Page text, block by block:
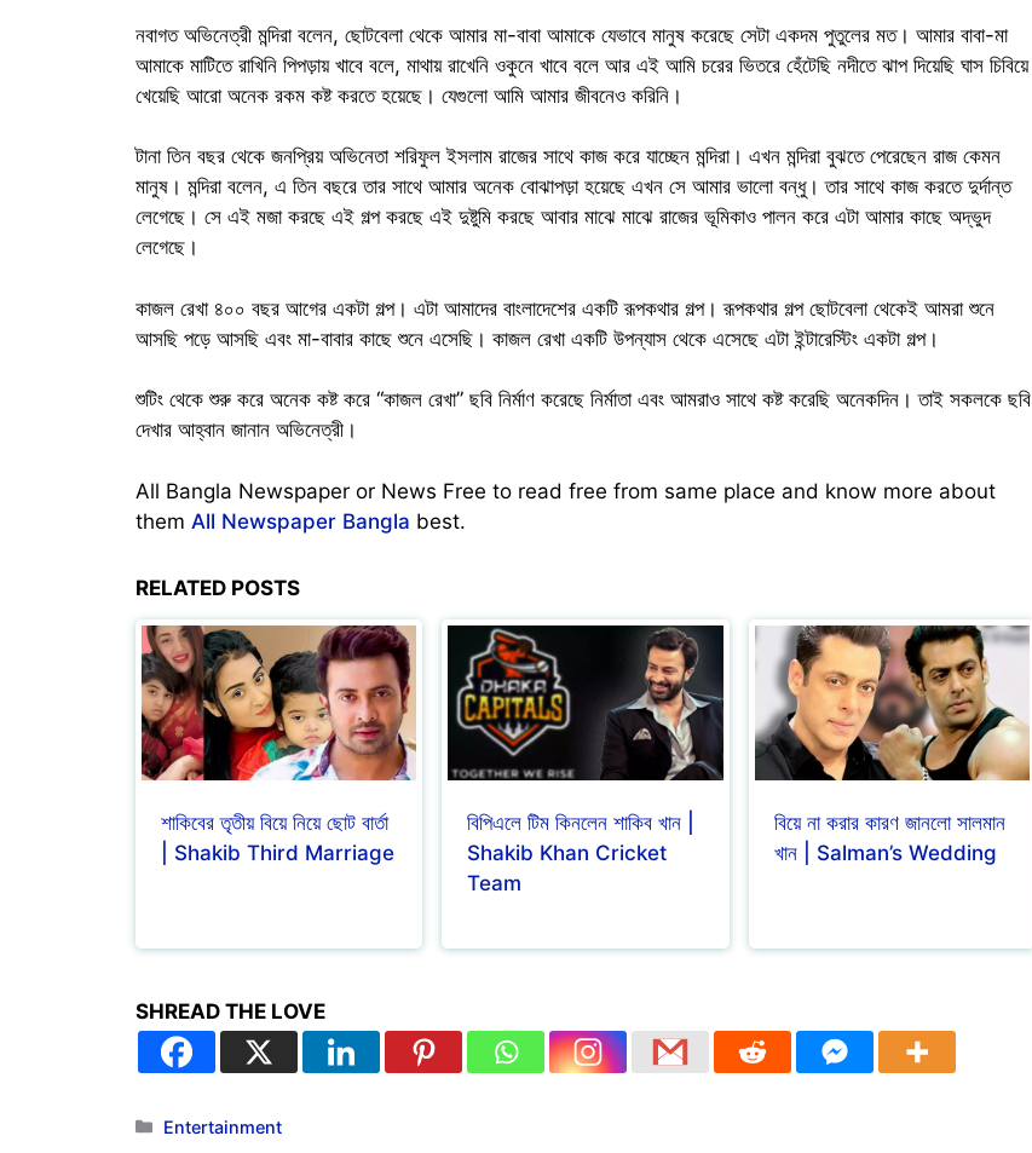
নবাগত অভিনেত্রী মন্দিরা বলেন, ছোটবেলা থেকে আমার মা-বাবা আমাকে যেভাবে মানুষ করেছে সেটা একদম পুতুলের মত। আমার বাবা-মা
আমাকে মাটিতে রাখিনি পিপড়ায় খাবে বলে, মাথায় রাখেনি ওকুনে খাবে বলে আর এই আমি চরের ভিতরে হেঁটেছি নদীতে ঝাপ দিয়েছি ঘাস চিবিয়ে
খেয়েছি আরো অনেক রকম কষ্ট করতে হয়েছে। যেগুলো আমি আমার জীবনেও করিনি।
টানা তিন বছর থেকে জনপ্রিয় অভিনেতা শরিফুল ইসলাম রাজের সাথে কাজ করে যাচ্ছেন মন্দিরা। এখন মন্দিরা বুঝতে পেরেছেন রাজ কেমন
মানুষ। মন্দিরা বলেন, এ তিন বছরে তার সাথে আমার অনেক বোঝাপড়া হয়েছে এখন সে আমার ভালো বন্ধু। তার সাথে কাজ করতে দুর্দান্ত
লেগেছে। সে এই মজা করছে এই গল্প করছে এই দুষ্টুমি করছে আবার মাঝে মাঝে রাজের ভূমিকাও পালন করে এটা আমার কাছে অদ্ভুদ
লেগেছে।
কাজল রেখা ৪০০ বছর আগের একটা গল্প। এটা আমাদের বাংলাদেশের একটি রূপকথার গল্প। রূপকথার গল্প ছোটবেলা থেকেই আমরা শুনে
আসছি পড়ে আসছি এবং মা-বাবার কাছে শুনে এসেছি। কাজল রেখা একটি উপন্যাস থেকে এসেছে এটা ইন্টারেস্টিং একটা গল্প।
শুটিং থেকে শুরু করে অনেক কষ্ট করে “কাজল রেখা” ছবি নির্মাণ করেছে নির্মাতা এবং আমরাও সাথে কষ্ট করেছি অনেকদিন। তাই সকলকে ছবি
দেখার আহ্বান জানান অভিনেত্রী।
All Bangla Newspaper or News Free to read free from same place and know more about
them All Newspaper Bangla best.
RELATED POSTS
শাকিবের তৃতীয় বিয়ে নিয়ে ছোট বার্তা
| Shakib Third Marriage
বিপিএলে টিম কিনলেন শাকিব খান |
Shakib Khan Cricket
Team
বিয়ে না করার কারণ জানলো সালমান
খান | Salman’s Wedding
SHREAD THE LOVE
Entertainment